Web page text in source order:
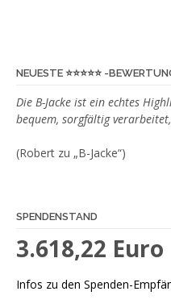
NEUESTE ⭐️⭐️⭐️⭐️⭐️ -
Die B-Jacke ist ein echtes
bequem, sorgfältig
(Robert zu „B-Jacke“)
SPENDENSTAND
3.618,22 Euro
Infos zu den Spenden-